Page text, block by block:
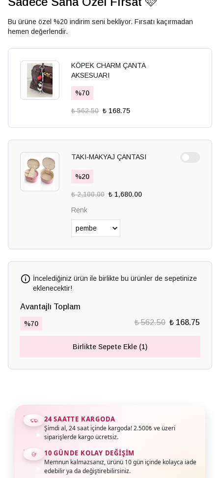
Bu ürüne özel %20 indirim seni bekliyor. Fırsatı kaçırmadan
hemen değerlendir.
KÖPEK CHARM ÇANTA
AKSESUARI
%70
₺ 562.50 ₺ 168.75
TAKI-MAKYAJ ÇANTASI
%20
₺ 2,100.00 ₺ 1,680.00
Renk
İncelediğiniz ürün ile birlikte bu ürünler de sepetinize
eklenecektir!
Avantajlı Toplam
%70 ₺ 562.50 ₺ 168.75
Birlikte Sepete Ekle (1)
24 SAATTE KARGODA
Şimdi al, 24 saat içinde kargoda! 2.500₺ ve üzeri
siparişlerde kargo ücretsiz.
10 GÜNDE KOLAY DEĞIŞIM
Memnun kalmazsanız, ürünü 10 gün içinde kolayca iade
edebilir ya da değiştirebilirsiniz.